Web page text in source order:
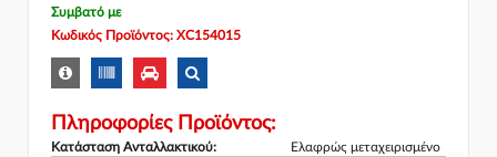
Συμβατό με
Κωδικός Προϊόντος: XC154015
Πληροφορίες Προϊόντος:
Κατάσταση Ανταλλακτικού: Ελαφρώς μεταχειρισμένο